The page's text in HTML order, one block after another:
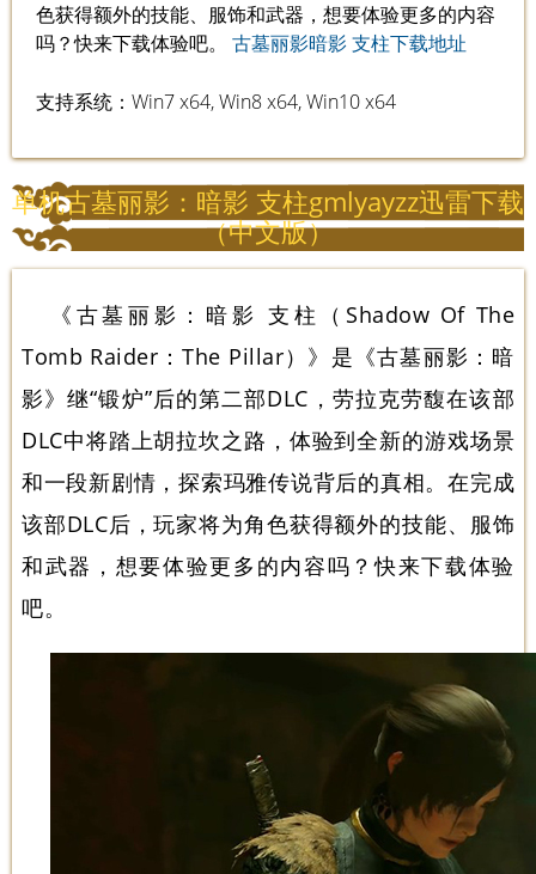
色获得额外的技能、服饰和武器，想要体验更多的内容
吗？快来下载体验吧。 古墓丽影暗影 支柱下载地址
支持系统：Win7 x64, Win8 x64, Win10 x64
单机古墓丽影：暗影 支柱gmlyayzz迅雷下载
（中文版）
《古墓丽影：暗影 支柱（Shadow Of The
Tomb Raider：The Pillar）》是《古墓丽影：暗
影》继“锻炉”后的第二部DLC，劳拉克劳馥在该部
DLC中将踏上胡拉坎之路，体验到全新的游戏场景
和一段新剧情，探索玛雅传说背后的真相。在完成
该部DLC后，玩家将为角色获得额外的技能、服饰
和武器，想要体验更多的内容吗？快来下载体验
吧。